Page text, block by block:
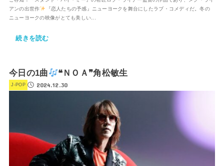
アンの出世作
『恋人たちの予感』ニューヨークを舞台にしたラブ・コメディだ。冬の
ニューヨークの映像がとても美しい...
続きを読む
今日の1曲 ❝ＮＯＡ❞角松敏生
J-POP 2024.12.30